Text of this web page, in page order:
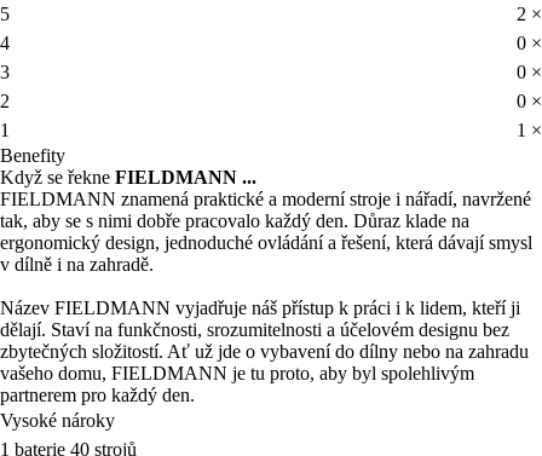
5
2 ×
4
0 ×
3
0 ×
2
0 ×
1
1 ×
Benefity
Když se řekne FIELDMANN ...
FIELDMANN znamená praktické a moderní stroje i nářadí, navržené
tak, aby se s nimi dobře pracovalo každý den. Důraz klade na
ergonomický design, jednoduché ovládání a řešení, která dávají smysl
v dílně i na zahradě.
Název FIELDMANN vyjadřuje náš přístup k práci i k lidem, kteří ji
dělají. Staví na funkčnosti, srozumitelnosti a účelovém designu bez
zbytečných složitostí. Ať už jde o vybavení do dílny nebo na zahradu
vašeho domu, FIELDMANN je tu proto, aby byl spolehlivým
partnerem pro každý den.
Vysoké nároky
1 baterie 40 strojů